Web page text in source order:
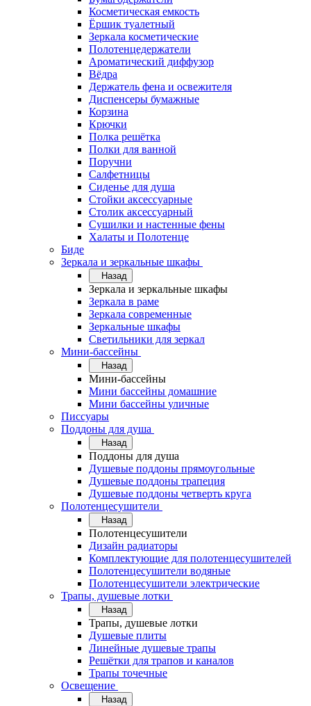
Косметическая емкость
Ёршик туалетный
Зеркала косметические
Полотенцедержатели
Ароматический диффузор
Вёдра
Держатель фена и освежителя
Диспенсеры бумажные
Корзина
Крючки
Полка решётка
Полки для ванной
Поручни
Салфетницы
Сиденье для душа
Стойки аксессуарные
Столик аксессуарный
Сушилки и настенные фены
Халаты и Полотенце
Биде
Зеркала и зеркальные шкафы
Назад
Зеркала и зеркальные шкафы
Зеркала в раме
Зеркала современные
Зеркальные шкафы
Светильники для зеркал
Мини-бассейны
Назад
Мини-бассейны
Мини бассейны домашние
Мини бассейны уличные
Писсуары
Поддоны для душа
Назад
Поддоны для душа
Душевые поддоны прямоугольные
Душевые поддоны трапеция
Душевые поддоны четверть круга
Полотенцесушители
Назад
Полотенцесушители
Дизайн радиаторы
Комплектующие для полотенцесушителей
Полотенцесушители водяные
Полотенцесушители электрические
Трапы, душевые лотки
Назад
Трапы, душевые лотки
Душевые плиты
Линейные душевые трапы
Решётки для трапов и каналов
Трапы точечные
Освещение
Назад